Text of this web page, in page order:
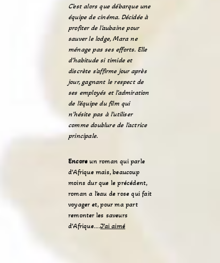
C’est alors que débarque une
équipe de cinéma. Décidée à
profiter de l’aubaine pour
sauver le lodge, Mara ne
ménage pas ses efforts. Elle
d’habitude si timide et
discrète s’affirme jour après
jour, gagnant le respect de
ses employés et l’admiration
de l’équipe du film qui
n’hésite pas à l’utiliser
comme doublure de l’actrice
principale.
Encore un roman qui parle
d’Afrique mais, beaucoup
moins dur que le précédent,
roman a l’eau de rose qui fait
voyager et, pour ma part
remonter les saveurs
d’Afrique….J’ai aimé